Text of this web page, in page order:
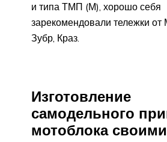
и типа ТМП (М), хорошо себя
зарекомендовали тележки от
Зубр, Краз.
Изготовление
самодельного
мотоблока